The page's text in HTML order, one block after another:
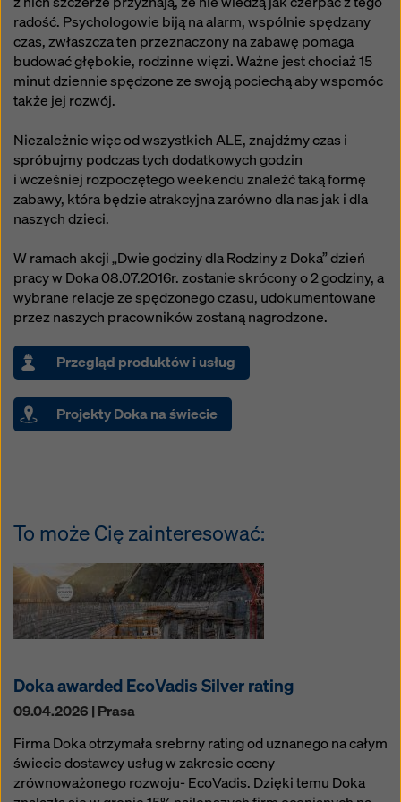
radość. Psychologowie biją na alarm, wspólnie spędzany
czas, zwłaszcza ten przeznaczony na zabawę pomaga
budować głębokie, rodzinne więzi. Ważne jest chociaż 15
minut dziennie spędzone ze swoją pociechą aby wspomóc
także jej rozwój.
Niezależnie więc od wszystkich ALE, znajdźmy czas i
spróbujmy podczas tych dodatkowych godzin
i wcześniej rozpoczętego weekendu znaleźć taką formę
zabawy, która będzie atrakcyjna zarówno dla nas jak i dla
naszych dzieci.
W ramach akcji „Dwie godziny dla Rodziny z Doka” dzień
pracy w Doka 08.07.2016r. zostanie skrócony o 2 godziny, a
wybrane relacje ze spędzonego czasu, udokumentowane
przez naszych pracowników zostaną nagrodzone.
Przegląd produktów i usług
Projekty Doka na świecie
To może Cię zainteresować:
Doka awarded EcoVadis Silver rating
09.04.2026 | Prasa
Firma Doka otrzymała srebrny rating od uznanego na całym
świecie dostawcy usług w zakresie oceny
zrównoważonego rozwoju- EcoVadis. Dzięki temu Doka
sposób mogą podlegać dostępowi organów w tych
krajach trzecich w celu kontroli i monitorowania oraz
że nie ma skutecznych środków prawnych przeciwko
temu. Użytkownik może odrzucić wszystkie pliki
cookie, które wymagają zgody, klikając „Odrzuć” lub
dostosowując swoje
korzystając z odpowiednich pól wyboru. Zgodę można
wycofać w dowolnym momencie ze skutkiem na
przyszłość i bez podawania przyczyny, klikając
ustawienia plików cookiena dole tej witryny.
można znaleźćw naszej polityce prywatności.
Oferujemy również opcję wyboru plików cookie
(zaawansowane ustawienia plików cookie).